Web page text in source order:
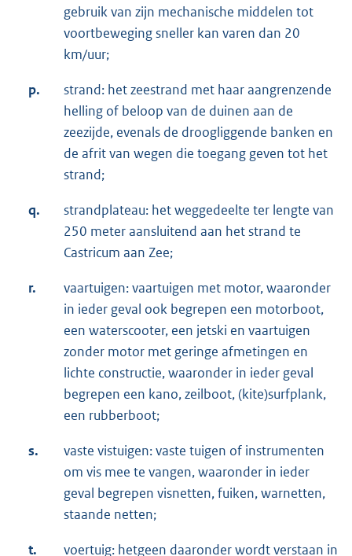
gebruik van zijn mechanische middelen tot
voortbeweging sneller kan varen dan 20
km/uur;
p.
strand: het zeestrand met haar aangrenzende
helling of beloop van de duinen aan de
zeezijde, evenals de droogliggende banken en
de afrit van wegen die toegang geven tot het
strand;
q.
strandplateau: het weggedeelte ter lengte van
250 meter aansluitend aan het strand te
Castricum aan Zee;
r.
vaartuigen: vaartuigen met motor, waaronder
in ieder geval ook begrepen een motorboot,
een waterscooter, een jetski en vaartuigen
zonder motor met geringe afmetingen en
lichte constructie, waaronder in ieder geval
begrepen een kano, zeilboot, (kite)surfplank,
een rubberboot;
s.
vaste vistuigen: vaste tuigen of instrumenten
om vis mee te vangen, waaronder in ieder
geval begrepen visnetten, fuiken, warnetten,
staande netten;
t. voertuig: hetgeen daaronder wordt verstaan in